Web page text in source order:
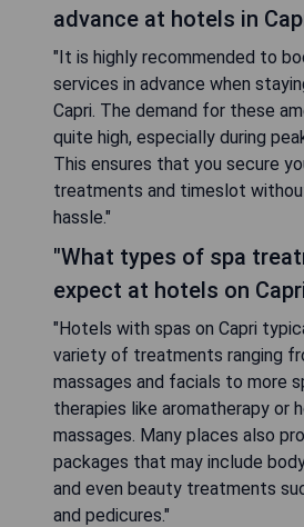
advance at hotels in
"It is highly recommended to
services in advance when
Capri. The demand for these
quite high, especially during
This ensures that you secure
treatments and timeslot
hassle."
"What types of spa
expect at hotels on
"Hotels with spas on Capri
variety of treatments ranging
massages and facials to more
therapies like aromatherapy or
massages. Many places also
packages that may include
and even beauty treatments
and pedicures."